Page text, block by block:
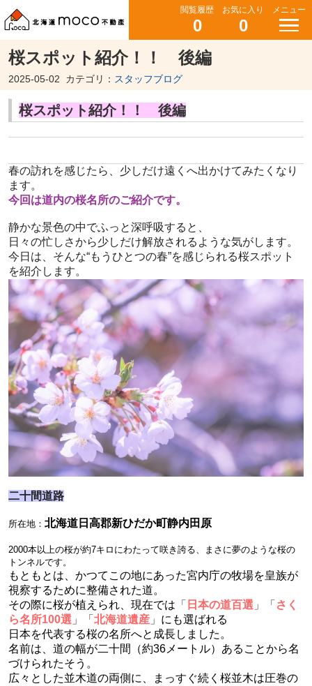
閲覧履歴
0
お気に入り
0
メニュー
桜スポット紹介！！ 後編
2025-05-02 カテゴリ： スタッフブログ
桜スポット紹介！！ 後編
春の訪れを感じたら、 少しだけ遠くへ出かけてみたくなり
ます。
今回は道内の桜名所のご紹介です。
静かな景色の中でふっと深呼吸すると、
日々の忙しさから少しだけ解放されるような気がします。
今日は、そんな“もうひとつの春”を感じられる桜スポット
を紹介します。
二十間道路
所在地： 北海道日高郡新ひだか町静内田原
2000本以上の桜が約7キロにわたって咲き誇る、まさに夢のような桜の
トンネルです。
もともとは、かつてこの地にあった宮内庁の牧場を皇族が
視察するために整備された道。
その際に桜が植えられ、現在では 「 日本の道百選 」「 さく
ら名所100選 」「 北海道遺産」 にも選ばれる
日本を代表する桜の名所へと成長しました。
名前は、道の幅が二十間（約36メートル）あることから名
づけられたそう。
広々とした並木道の両側に、まっすぐ続く桜並木は圧巻の